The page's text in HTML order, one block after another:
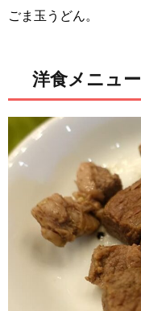
ごま玉うどん。
洋食メニュー